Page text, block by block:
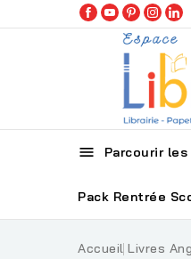
 Parcourir
Pack Rentrée
Accueil Livres